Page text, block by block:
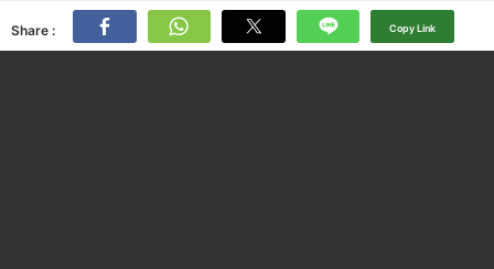
Share : Copy Link